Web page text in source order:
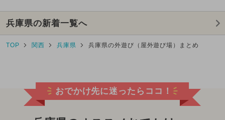
兵庫県の新着一覧へ
TOP 関西 兵庫県 兵庫県の外遊び（屋外遊び場）まとめ
おでかけ先に迷ったらココ！